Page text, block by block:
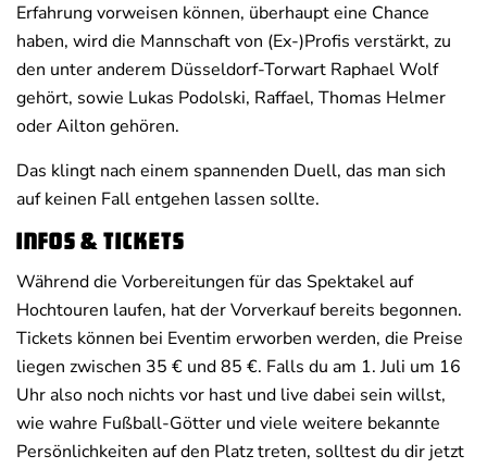
Erfahrung vorweisen können, überhaupt eine Chance
haben, wird die Mannschaft von (Ex-)Profis verstärkt, zu
den unter anderem Düsseldorf-Torwart Raphael Wolf
gehört, sowie Lukas Podolski, Raffael, Thomas Helmer
oder Ailton gehören.
Das klingt nach einem spannenden Duell, das man sich
auf keinen Fall entgehen lassen sollte.
Infos & Tickets
Während die Vorbereitungen für das Spektakel auf
Hochtouren laufen, hat der Vorverkauf bereits begonnen.
Tickets können bei Eventim erworben werden, die Preise
liegen zwischen 35 € und 85 €. Falls du am 1. Juli um 16
Uhr also noch nichts vor hast und live dabei sein willst,
wie wahre Fußball-Götter und viele weitere bekannte
Persönlichkeiten auf den Platz treten, solltest du dir jetzt